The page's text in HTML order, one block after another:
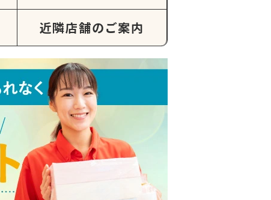
近隣店舗のご案内